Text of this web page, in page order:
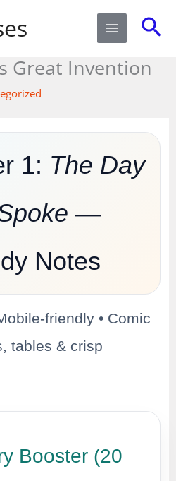
Great Invention
1: The Day
—
Notes
friendly • Comic
tables & crisp
Booster (20